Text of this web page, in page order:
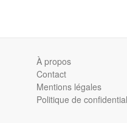
À propos
Contact
Mentions légales
Politique de